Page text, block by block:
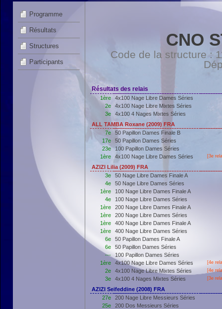
Programme
Résultats
Structures
Participants
CNO
Code de la structure :
Résultats des relais
1ère
4x100 Nage Libre Dames Séries
2e
4x100 Nage Libre Mixtes Séries
3e
4x100 4 Nages Mixtes Séries
ALL TAMBA Roxane (2009) FRA
7e
50 Papillon Dames Finale B
17e
50 Papillon Dames Séries
23e
100 Papillon Dames Séries
1ère
4x100 Nage Libre Dames Séries [3e
AZIZI Lilia (2009) FRA
3e
50 Nage Libre Dames Finale A
4e
50 Nage Libre Dames Séries
1ère
100 Nage Libre Dames Finale A
4e
100 Nage Libre Dames Séries
1ère
200 Nage Libre Dames Finale A
1ère
200 Nage Libre Dames Séries
1ère
400 Nage Libre Dames Finale A
1ère
400 Nage Libre Dames Séries
6e
50 Papillon Dames Finale A
6e
50 Papillon Dames Séries
---
100 Papillon Dames Séries
1ère
4x100 Nage Libre Dames Séries [4e
2e 4x100 Nage Libre Mixtes Séries [4e
3e 4x100 4 Nages Mixtes Séries [3e
AZIZI Seifeddine (2008) FRA
27e
200 Nage Libre Messieurs Séries
25e
200 Dos Messieurs Séries